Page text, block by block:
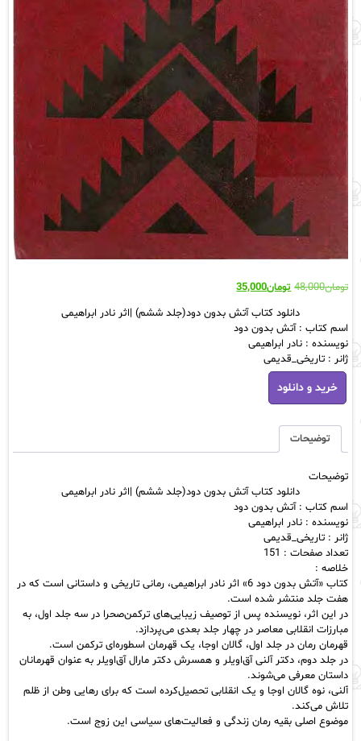
تومان48,000 قیمت
تومان48,000
بود.
تومان35,000قیمت
تومان35,000.
دانلود کتاب آتش بدون دود(جلد ششم) |اثر نادر ابراهیمی
اسم کتاب : آتش بدون دود
نویسنده : نادر ابراهیمی
ژانر : تاریخی_قدیمی
دانلود
کتاب
آتش
دود(جلد
ششم)
اثر
ابراهیمی
عدد
خرید و دانلود
توضیحات
توضیحات
دانلود کتاب آتش بدون دود(جلد ششم) |اثر نادر ابراهیمی
اسم کتاب : آتش بدون دود
نویسنده : نادر ابراهیمی
ژانر : تاریخی_قدیمی
تعداد صفحات : 151
خلاصه :
کتاب «آتش بدون دود 6» اثر نادر ابراهیمی، رمانی تاریخی و داستانی است که در
هفت جلد منتشر شده است.
در این اثر، نویسنده پس از توصیف زیبایی‌های ترکمن‌صحرا در سه جلد اول، به
مبارزات انقلابی معاصر در چهار جلد بعدی می‌پردازد.
قهرمان رمان در جلد اول، گالان اوجا، یک قهرمان اسطوره‌ای ترکمن است.
در جلد دوم، دکتر آلنی آق‌اویلر و همسرش دکتر مارال آق‌اویلر به عنوان قهرمانان
داستان معرفی می‌شوند.
آلنی، نوه گالان اوجا و یک انقلابی تحصیل‌کرده است که برای رهایی وطن از ظلم
تلاش می‌کند.
موضوع اصلی بقیه رمان زندگی و فعالیت‌های سیاسی این زوج است.